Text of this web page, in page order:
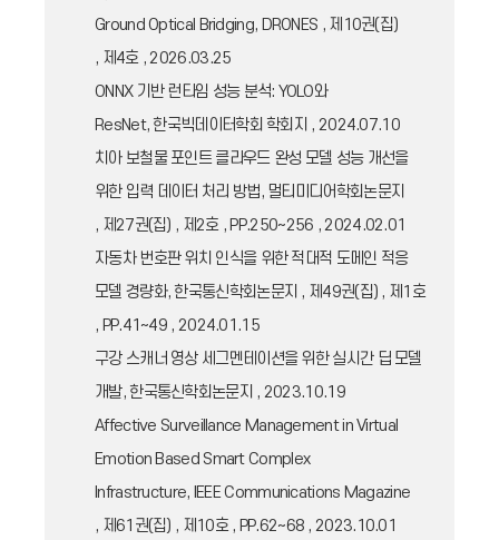
Ground Optical Bridging, DRONES , 제10권(집)
, 제4호 , 2026.03.25
ONNX 기반 런타임 성능 분석: YOLO와
ResNet, 한국빅데이터학회 학회지 , 2024.07.10
치아 보철물 포인트 클라우드 완성 모델 성능 개선을
위한 입력 데이터 처리 방법, 멀티미디어학회논문지
, 제27권(집) , 제2호 , PP.250~256 , 2024.02.01
자동차 번호판 위치 인식을 위한 적대적 도메인 적응
모델 경량화, 한국통신학회논문지 , 제49권(집) , 제1호
, PP.41~49 , 2024.01.15
구강 스캐너 영상 세그멘테이션을 위한 실시간 딥 모델
개발, 한국통신학회논문지 , 2023.10.19
Affective Surveillance Management in Virtual
Emotion Based Smart Complex
Infrastructure, IEEE Communications Magazine
, 제61권(집) , 제10호 , PP.62~68 , 2023.10.01